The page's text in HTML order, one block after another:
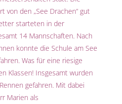
von den „See Drachen“ gut
starteten in der
14 Mannschaften. Nach
konnte die Schule am See
Was für eine riesige
Klassen! Insgesamt wurden
gefahren. Mit dabei
Marien als